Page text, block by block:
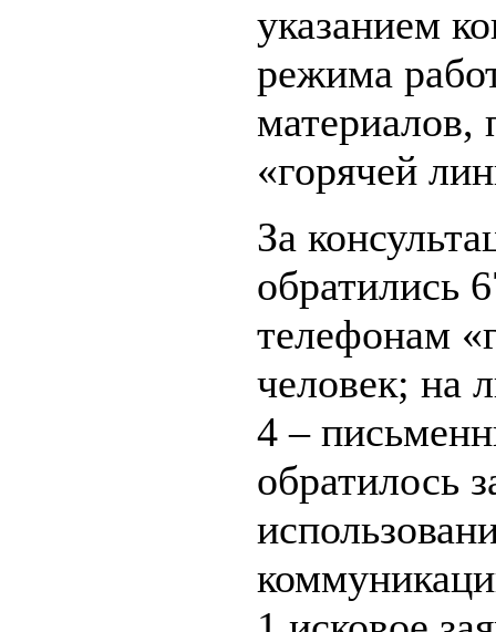
указанием
режима
материалов,
«горячей
За
обратились
телефонам
человек; на
4 –
обратилось